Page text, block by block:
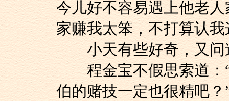
今儿好不容易遇上他老
家赚我太笨，不打算认
小天有些好奇，又问
程金宝不假思索道：“
伯的赌技一定也很精吧？